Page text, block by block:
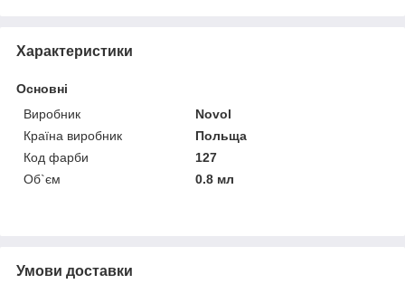
Характеристики
Основні
Виробник
Novol
Країна виробник
Польща
Код фарби
127
Об`єм
0.8 мл
Умови доставки